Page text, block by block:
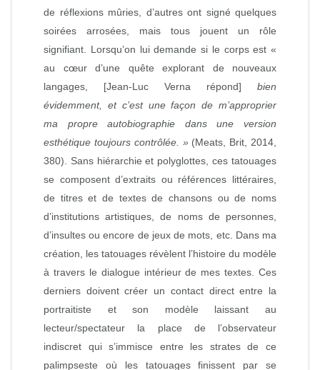
de réflexions mûries, d’autres ont signé quelques
soirées arrosées, mais tous jouent un rôle
signifiant. Lorsqu’on lui demande si le corps est «
au cœur d’une quête explorant de nouveaux
langages, [Jean-Luc Verna répond] bien
évidemment, et c’est une façon de m’approprier
ma propre autobiographie dans une version
esthétique toujours contrôlée. »(Meats, Brit, 2014,
380). Sans hiérarchie et polyglottes, ces tatouages
se composent d’extraits ou références littéraires,
de titres et de textes de chansons ou de noms
d’institutions artistiques, de noms de personnes,
d’insultes ou encore de jeux de mots, etc. Dans ma
création, les tatouages révèlent l’histoire du modèle
à travers le dialogue intérieur de mes textes. Ces
derniers doivent créer un contact direct entre la
portraitiste et son modèle laissant au
lecteur/spectateur la place de l’observateur
indiscret qui s’immisce entre les strates de ce
palimpseste où les tatouages finissent par se